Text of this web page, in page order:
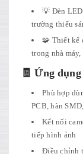
💡 Đèn
trường thiếu
🧩 Thiết kế
trong nhà
🧾 Ứng
Phù hợp
PCB, hàn
Kết nối
tiếp hình ảnh
Điều chỉnh